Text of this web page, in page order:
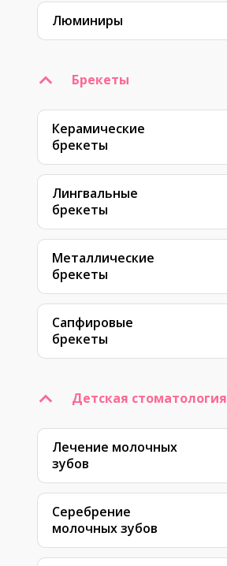
Люминиры
Брекеты
Керамические
брекеты
Лингвальные
брекеты
Металлические
брекеты
Сапфировые
брекеты
Детская стоматология
Лечение молочных
зубов
Серебрение
молочных зубов